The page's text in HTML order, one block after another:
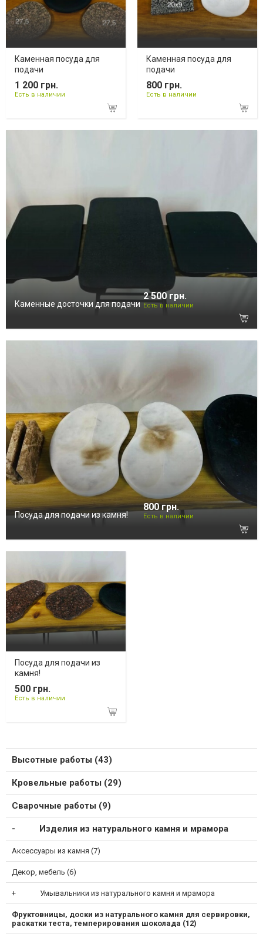
Каменная посуда для
подачи
1 200 грн.
Есть в наличии
Каменная посуда для
подачи
800 грн.
Есть в наличии
Каменные досточки для подачи
2 500 грн.
Есть в наличии
Посуда для подачи из камня!
800 грн.
Есть в наличии
Посуда для подачи из
камня!
500 грн.
Есть в наличии
Высотные работы (43)
Кровельные работы (29)
Сварочные работы (9)
Изделия из натурального камня и мрамора
Аксессуары из камня (7)
Декор, мебель (6)
Умывальники из натурального камня и мрамора
Фруктовницы, доски из натурального камня для сервировки,
раскатки теста, темперирования шоколада (12)